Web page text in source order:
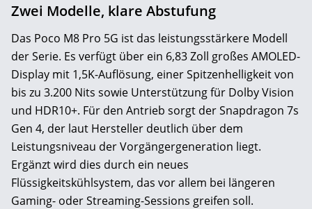
Zwei Modelle, klare Abstufung
Das Poco M8 Pro 5G ist das leistungsstärkere Modell
der Serie. Es verfügt über ein 6,83 Zoll großes AMOLED-
Display mit 1,5K-Auflösung, einer Spitzenhelligkeit von
bis zu 3.200 Nits sowie Unterstützung für Dolby Vision
und HDR10+. Für den Antrieb sorgt der Snapdragon 7s
Gen 4, der laut Hersteller deutlich über dem
Leistungsniveau der Vorgängergeneration liegt.
Ergänzt wird dies durch ein neues
Flüssigkeitskühlsystem, das vor allem bei längeren
Gaming- oder Streaming-Sessions greifen soll.